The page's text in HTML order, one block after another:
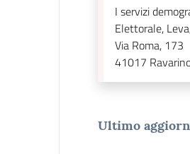
I servizi
Elettorale,
Via Roma, 173
41017
Ultimo